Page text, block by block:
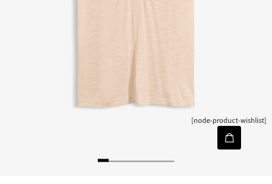
[node-product-wishlist]